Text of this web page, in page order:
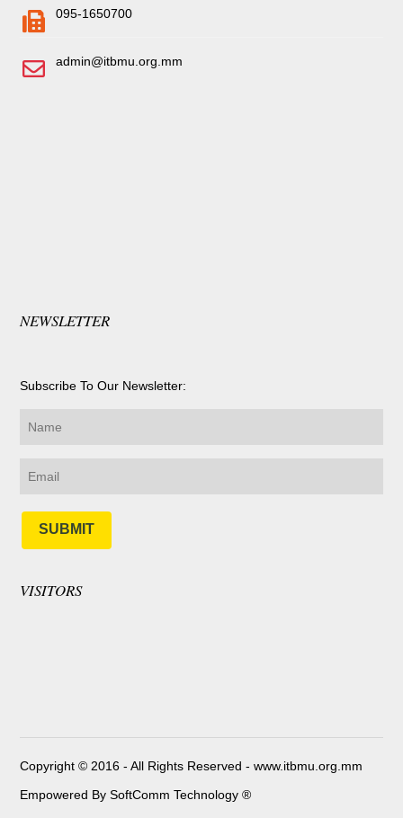
095-1650700
admin@itbmu.org.mm
NEWSLETTER
Subscribe To Our Newsletter:
SUBMIT
VISITORS
Copyright © 2016 - All Rights Reserved - www.itbmu.org.mm
Empowered By SoftComm Technology ®